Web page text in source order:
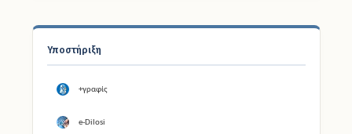
Υποστήριξη
+γραφίς
e-Dilosi